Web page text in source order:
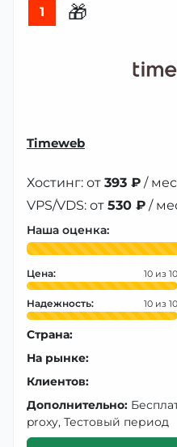
1 🎁
Timeweb
Хостинг: от 393 ₽ / мес
VPS/VDS: от 530 ₽ /
Наша оценка:
Цена: 10
Надежность: 10
Страна:
На рынке:
Клиентов:
Дополнительно:
proxy, Тестовый период